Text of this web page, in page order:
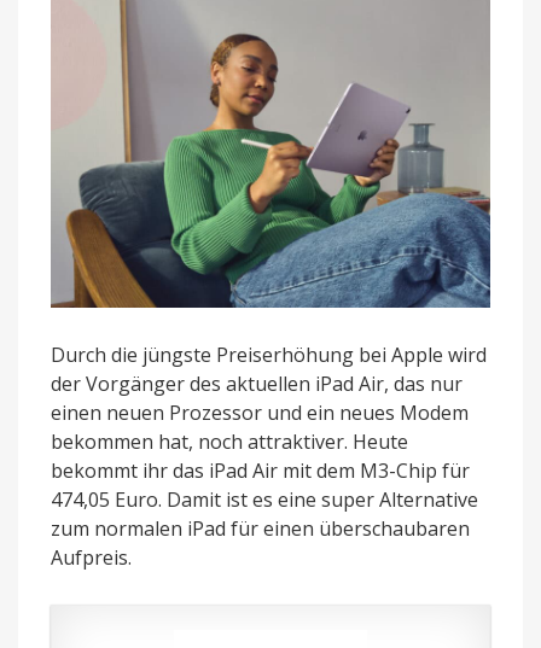
Durch die jüngste Preiserhöhung bei Apple wird
der Vorgänger des aktuellen iPad Air, das nur
einen neuen Prozessor und ein neues Modem
bekommen hat, noch attraktiver. Heute
bekommt ihr das iPad Air mit dem M3-Chip für
474,05 Euro. Damit ist es eine super Alternative
zum normalen iPad für einen überschaubaren
Aufpreis.